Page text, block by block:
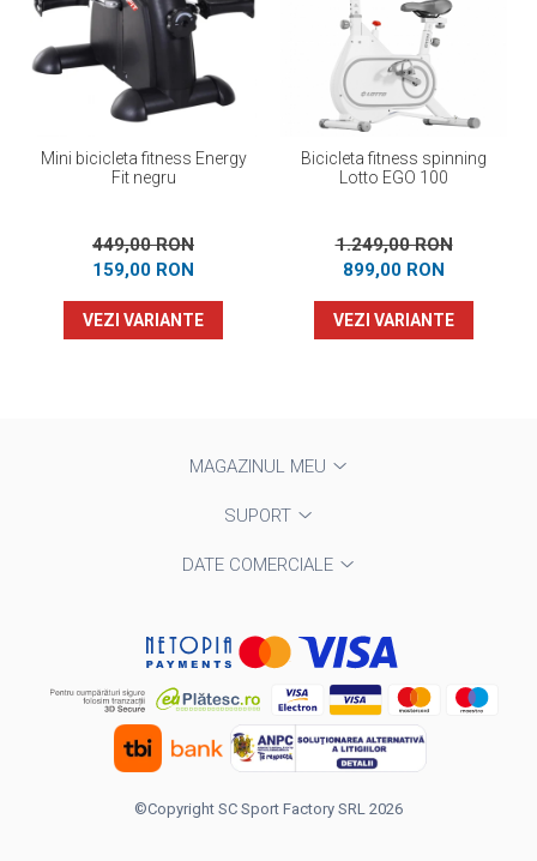
Mini bicicleta fitness Energy
Fit negru
449,00 RON
159,00 RON
VEZI VARIANTE
Bicicleta fitness spinning
Lotto EGO 100
1.249,00 RON
899,00 RON
VEZI VARIANTE
MAGAZINUL MEU
SUPORT
DATE COMERCIALE
©Copyright SC Sport Factory SRL 2026